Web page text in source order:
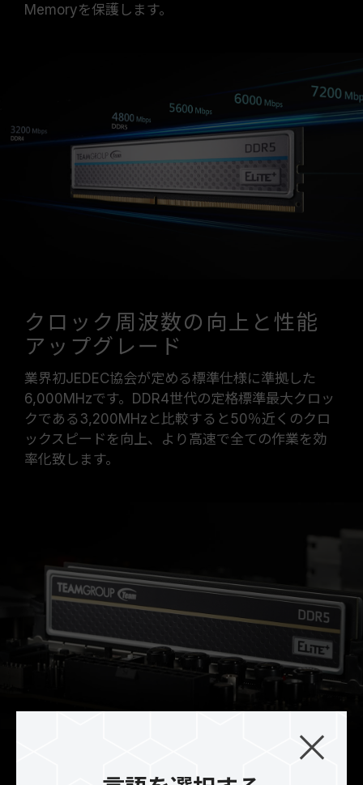
元のアフターサービスにお問い合わせください。
Memoryを保護します。
クロック周波数の向上と性能
アップグレード
業界初JEDEC協会が定める標準仕様に準拠した
6,000MHzです。DDR4世代の定格標準最大クロッ
クである3,200MHzと比較すると50％近くのクロ
ックスピードを向上、より高速で全ての作業を効
率化致します。
電力を有効活用し、低動作電